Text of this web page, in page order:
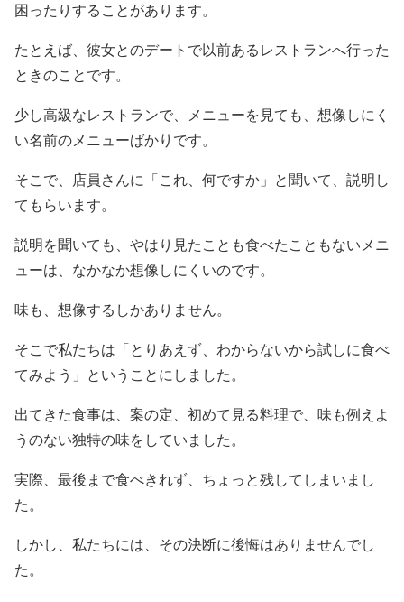
困ったりすることがあります。
たとえば、彼女とのデートで以前あるレストランへ行った
ときのことです。
少し高級なレストランで、メニューを見ても、想像しにく
い名前のメニューばかりです。
そこで、店員さんに「これ、何ですか」と聞いて、説明し
てもらいます。
説明を聞いても、やはり見たことも食べたこともないメニ
ューは、なかなか想像しにくいのです。
味も、想像するしかありません。
そこで私たちは「とりあえず、わからないから試しに食べ
てみよう」ということにしました。
出てきた食事は、案の定、初めて見る料理で、味も例えよ
うのない独特の味をしていました。
実際、最後まで食べきれず、ちょっと残してしまいまし
た。
しかし、私たちには、その決断に後悔はありませんでし
た。